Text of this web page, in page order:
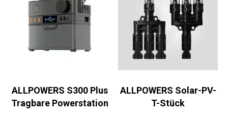
ALLPOWERS S300 Plus
Tragbare Powerstation
ALLPOWERS Solar-PV-
T-Stück